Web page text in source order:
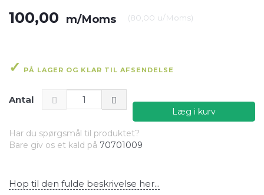
100,00 m/Moms (80,00 u/Moms)
PÅ LAGER OG KLAR TIL AFSENDELSE
Antal
Læg i kurv
Har du spørgsmål til produktet?
Bare giv os et kald på 70701009
Hop til den fulde beskrivelse her...